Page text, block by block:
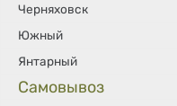
Черняховск
Южный
Янтарный
Самовывоз